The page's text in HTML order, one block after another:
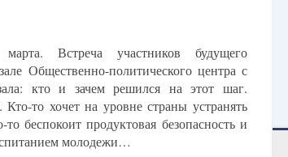
Встреча участников будущего
Общественно-политического центра с
кто и зачем решился на этот шаг.
то хочет на уровне страны устранять
беспокоит продуктовая безопасность и
молодежи…